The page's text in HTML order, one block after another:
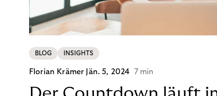
BLOG INSIGHTS
Florian Krämer Jän. 5, 2024 7 min